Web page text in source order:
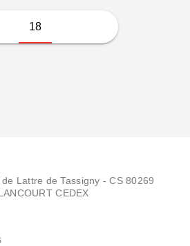
18
Lattre de Tassigny - CS 80269
CEDEX